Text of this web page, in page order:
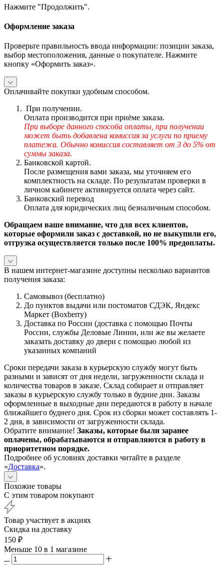
Нажмите "Продолжить".
Оформление заказа
Проверьте правильность ввода информации: позиции заказа,
выбор местоположения, данные о покупателе. Нажмите
кнопку «Оформить заказ».
Оплачивайте покупки удобным способом.
При получении.
Оплата производится при приёме заказа.
При выборе данного способа оплаты, при получении
может быть добавлена комиссия за услуги по приему
платежа. Обычно комиссия составляет от 3 до 5% от
суммы заказа.
Банковской картой.
После размещения вами заказа, мы уточняем его
комплектность на складе. По результатам проверки в
личном кабинете активируется оплата через сайт.
Банковский перевод
Оплата для юридических лиц безналичным способом.
Обращаем ваше внимание, что для всех клиентов,
которые оформили заказ с доставкой, но не выкупили его,
отгрузка осуществляется только после 100% предоплаты.
В нашем интернет-магазине доступны несколько вариантов
получения заказа:
Самовывоз (бесплатно)
До пунктов выдачи или постоматов СДЭК, Яндекс
Маркет (Boxberry)
Доставка по России (доставка с помощью Почты
России, службы Деловые Линии, или же вы желаете
заказать доставку до двери с помощью любой из
указанных компаний
Сроки передачи заказа в курьерскую службу могут быть
разными и зависят от дня недели, загруженности склада и
количества товаров в заказе. Склад собирает и отправляет
заказы в курьерскую службу только в будние дни. Заказы
оформленные в выходные дни передаются в работу в начале
ближайшего буднего дня. Срок из сборки может составлять 1-
2 дня, в зависимости от загруженности склада.
Обратите внимание! Заказы, которые были заранее
оплачены, обрабатываются и отправляются в работу в
приоритетном порядке.
Подробнее об условиях доставки читайте в разделе
«Доставка».
Похожие товары
С этим товаром покупают
Товар участвует в акциях
Скидка на доставку
150 ₽
Меньше 10 в 1 магазине